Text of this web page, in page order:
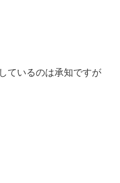
ているのは承知ですが